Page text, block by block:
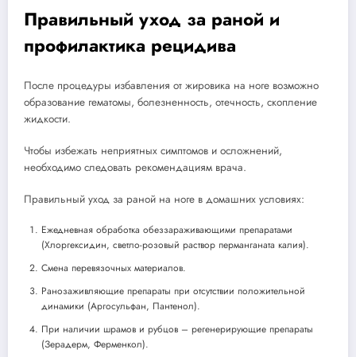
Правильный уход за раной и
профилактика рецидива
После процедуры избавления от жировика на ноге возможно
образование гематомы, болезненность, отечность, скопление
жидкости.
Чтобы избежать неприятных симптомов и осложнений,
необходимо следовать рекомендациям врача.
Правильный уход за раной на ноге в домашних условиях:
Ежедневная обработка обеззараживающими препаратами
(Хлоргексидин, светло-розовый раствор перманганата калия).
Смена перевязочных материалов.
Ранозаживляющие препараты при отсутствии положительной
динамики (Аргосульфан, Пантенол).
При наличии шрамов и рубцов – регенерирующие препараты
(Зерадерм, Ферменкол).